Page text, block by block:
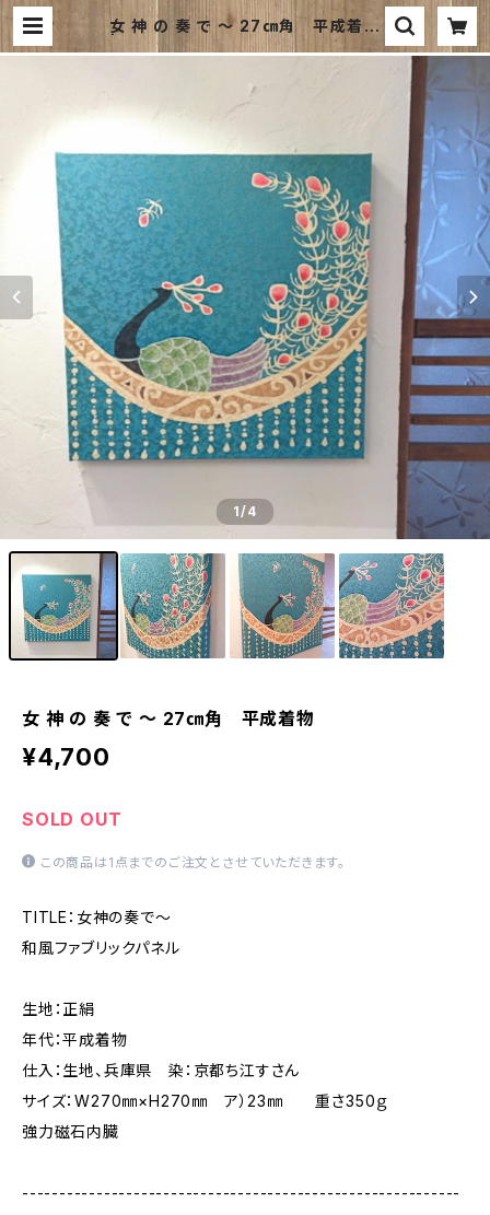
女 神 の 奏 で ～ 27㎝角 平成着物
| 和風ファブリックパネルのお店｜ki
mono board webshop ｜キモノ
1/4
女 神 の 奏 で ～ 27㎝角 平成着物
¥4,700
SOLD OUT
この商品は1点までのご注文とさせていただきます。
TITLE：女神の奏で～
和風ファブリックパネル
生地：正絹
年代：平成着物
仕入：生地、兵庫県 染：京都ち江すさん
サイズ：W270㎜×H270㎜ ア）23㎜ 重さ350ｇ
強力磁石内臓
-----------------------------------------------------------